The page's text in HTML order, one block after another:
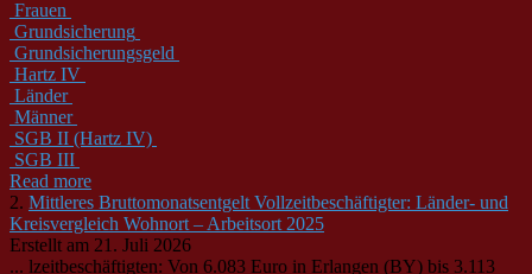
Frauen
Grundsicherung
Grundsicherungsgeld
Hartz IV
Länder
Männer
SGB II (Hartz IV)
SGB III
Read more
2. Mittleres Bruttomonatsentgelt Vollzeitbeschäftigter: Länder- und
Kreisvergleich Wohnort – Arbeitsort 2025
Erstellt am 21. Juli 2026
... lzeitbeschäftigten: Von 6.083 Euro in Erlangen (BY) bis 3.113